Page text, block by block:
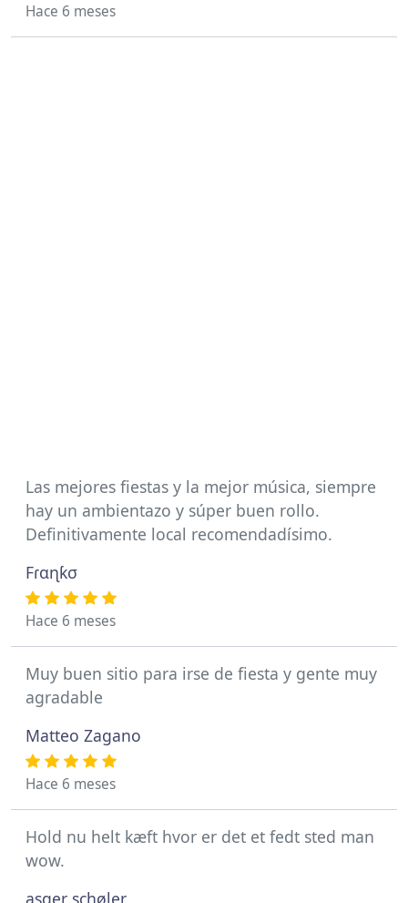
Hace 6 meses
Las mejores fiestas y la mejor música, siempre
hay un ambientazo y súper buen rollo.
Definitivamente local recomendadísimo.
Fɾαɳƙσ
Hace 6 meses
Muy buen sitio para irse de fiesta y gente muy
agradable
Matteo Zagano
Hace 6 meses
Hold nu helt kæft hvor er det et fedt sted man
wow.
asger schøler